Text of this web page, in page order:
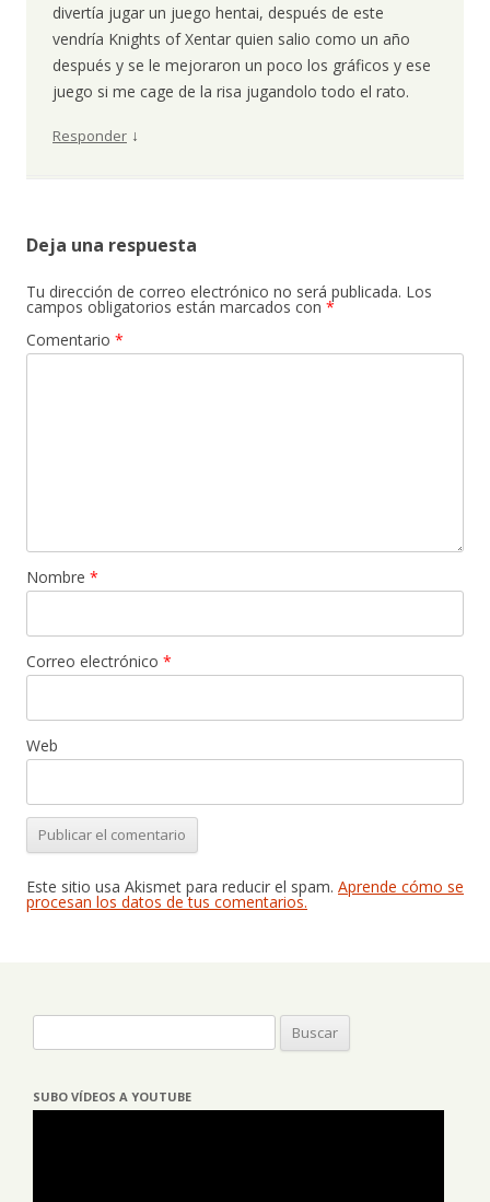
divertía jugar un juego hentai, después de este
vendría Knights of Xentar quien salio como un año
después y se le mejoraron un poco los gráficos y ese
juego si me cage de la risa jugandolo todo el rato.
Responder ↓
Deja una respuesta
Tu dirección de correo electrónico no será publicada. Los
campos obligatorios están marcados con *
Comentario *
Nombre *
Correo electrónico *
Web
Este sitio usa Akismet para reducir el spam. Aprende cómo se
procesan los datos de tus comentarios.
SUBO VÍDEOS A YOUTUBE